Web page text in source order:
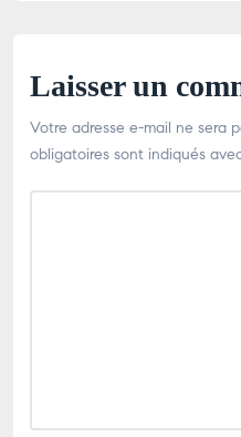
k
Laisser un
Votre adresse e-mail ne sera
obligatoires sont indiqués